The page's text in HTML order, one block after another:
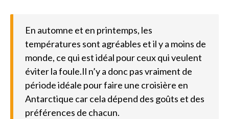
En automne et en printemps, les
températures sont agréables et il y a moins de
monde, ce qui est idéal pour ceux qui veulent
éviter la foule.Il n’y a donc pas vraiment de
période idéale pour faire une croisière en
Antarctique car cela dépend des goûts et des
préférences de chacun.